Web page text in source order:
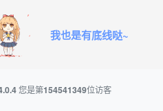
我也是有底线哒~
您是第154541349位访客